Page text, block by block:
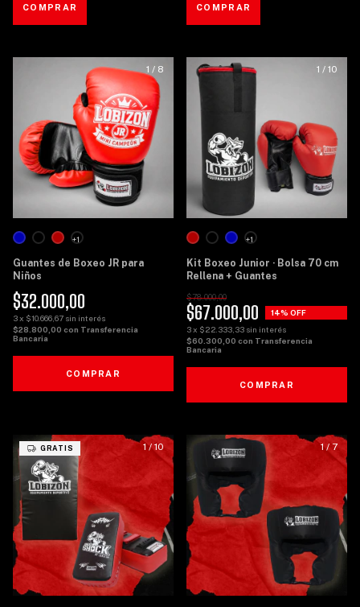
1 / 8
Guantes de Boxeo JR para
Niños
$32.000,00
3x $10.666,67 sin interés
$28.800,00 con Transferencia
Bancaria
+1
COMPRAR
1 / 10
Kit Boxeo Junior · Bolsa 70 cm
Rellena + Guantes
$67.000,00
$78.000,00
14% OFF
3x $22.333,33 sin interés
$60.300,00 con Transferencia
Bancaria
+1
COMPRAR
1/10
GRATIS 1/ 7